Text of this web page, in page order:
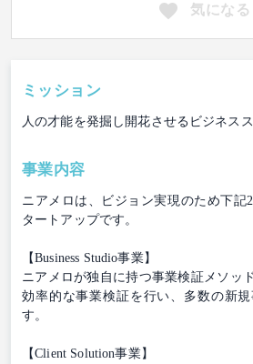
気になる
ミッション
⼈の才能を発掘し開花させるビジネス
事業内容
ニアメロは、ビジョン実現のため下記
タートアップです。
【Business Studio事業】
ニアメロが独⾃に持つ事業検証メソッ
効率的な事業検証を⾏い、多数の新
す。
【Client Solution事業】